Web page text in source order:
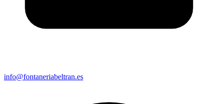
info@fontaneriabeltran.es